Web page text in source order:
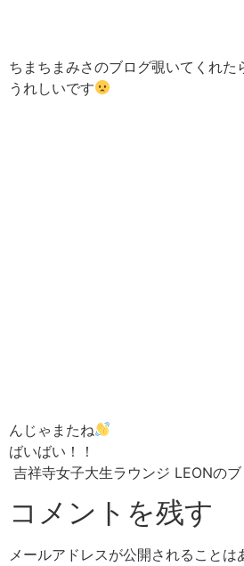
ちまちまみさのブログ覗いてくれた
うれしいです
んじゃまたね
ばいばい！！
吉祥寺女子大生ラウンジ LEONの
コメントを残す
メールアドレスが公開されることは